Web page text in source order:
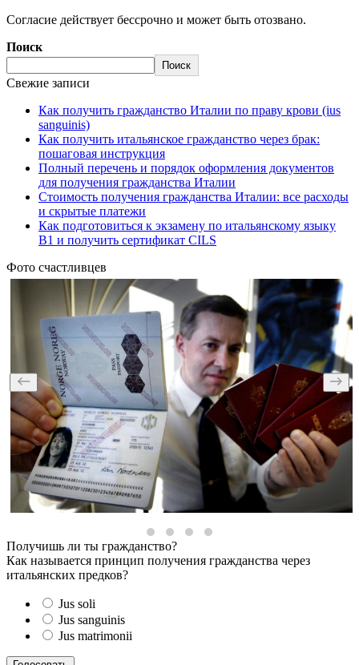
Согласие действует бессрочно и может быть отозвано.
Поиск
Поиск
Свежие записи
Как получить гражданство Италии по праву крови (ius
sanguinis)
Как получить итальянское гражданство через брак:
пошаговая инструкция
Полный перечень и порядок оформления документов
для получения гражданства Италии
Стоимость получения гражданства Италии: все расходы
и скрытые платежи
Как подготовиться к экзамену по итальянскому языку
B1 и получить сертификат CILS
Фото счастливцев
Получишь ли ты гражданство?
Как называется принцип получения гражданства через
итальянских предков?
Jus soli
Jus sanguinis
Jus matrimonii